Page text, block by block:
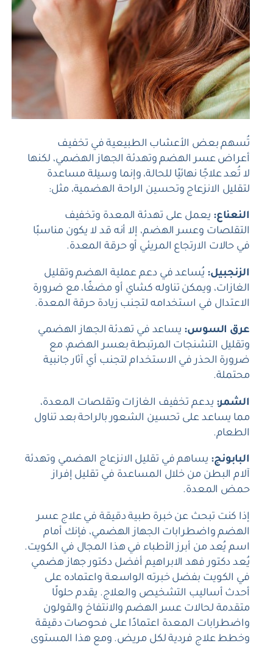
تُسهم بعض الأعشاب الطبيعية في تخفيف
أعراض عسر الهضم وتهدئة الجهاز الهضمي، لكنها
لا تُعد علاجًا نهائيًا للحالة، وإنما وسيلة مساعدة
لتقليل الانزعاج وتحسين الراحة الهضمية، مثل:
النعناع: يعمل على تهدئة المعدة وتخفيف
التقلصات وعسر الهضم، إلا أنه قد لا يكون مناسبًا
في حالات الارتجاع المريئي أو حرقة المعدة.
الزنجبيل: يُساعد في دعم عملية الهضم وتقليل
الغازات، ويمكن تناوله كشاي أو مضغًا، مع ضرورة
الاعتدال في استخدامه لتجنب زيادة حرقة المعدة.
عرق السوس: يساعد في تهدئة الجهاز الهضمي
وتقليل التشنجات المرتبطة بعسر الهضم، مع
ضرورة الحذر في الاستخدام لتجنب أي آثار جانبية
محتملة.
الشمر: يدعم تخفيف الغازات وتقلصات المعدة،
مما يساعد على تحسين الشعور بالراحة بعد تناول
الطعام.
البابونج: يساهم في تقليل الانزعاج الهضمي وتهدئة
آلام البطن من خلال المساعدة في تقليل إفراز
حمض المعدة.
إذا كنت تبحث عن خبرة طبية دقيقة في علاج عسر
الهضم واضطرابات الجهاز الهضمي، فإنك أمام
اسم يُعد من أبرز الأطباء في هذا المجال في الكويت.
يُعد دكتور فهد الابراهيم أفضل دكتور جهاز هضمي
في الكويت بفضل خبرته الواسعة واعتماده على
أحدث أساليب التشخيص والعلاج. يقدم حلولًا
متقدمة لحالات عسر الهضم والانتفاخ والقولون
واضطرابات المعدة اعتمادًا على فحوصات دقيقة
وخطط علاج فردية لكل مريض. ومع هذا المستوى